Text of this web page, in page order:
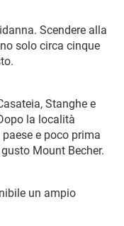
Scendere alla
solo circa cinque
Stanghe e
la località
e poco prima
Mount Becher.
un ampio